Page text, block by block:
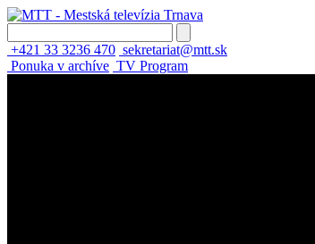
+421 33 3236 470 sekretariat@mtt.sk
Ponuka v archíve TV Program